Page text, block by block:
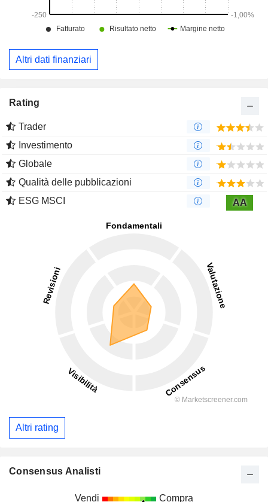
Altri dati finanziari
Rating
Trader
Investimento
Globale
Qualità delle pubblicazioni
ESG MSCI
AA
Altri rating
Consensus Analisti
Vendi Compra